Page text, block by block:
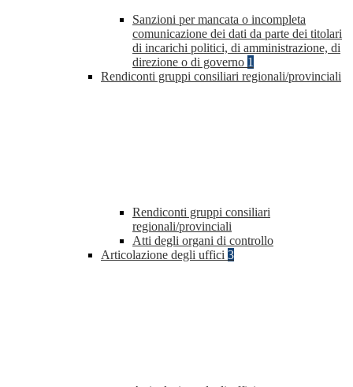
Sanzioni per mancata o incompleta
comunicazione dei dati da parte dei titolari
di incarichi politici, di amministrazione, di
direzione o di governo 1
Rendiconti gruppi consiliari regionali/provinciali
Rendiconti gruppi consiliari
regionali/provinciali
Atti degli organi di controllo
Articolazione degli uffici 3